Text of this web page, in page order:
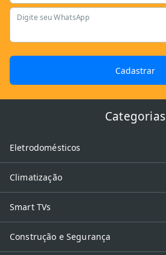
Digite seu WhatsApp
Cadastrar
Categorias
Eletrodomésticos
Climatização
Smart TVs
Construção e Segurança